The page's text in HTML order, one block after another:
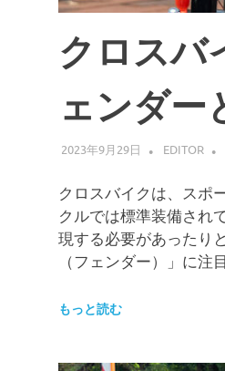
クロスバ
ェンダー
2023年9月29日 EDITOR
クロスバイクは、スポ
クルでは標準装備され
現する必要があったり
（フェンダー）」に注
もっと読む